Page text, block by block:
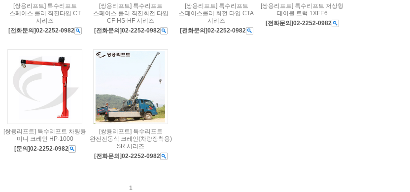
[쌍용리프트] 특수리프트
스페이스 롤러 직진타입 CT
시리즈
[전화문의]02-2252-0982
[쌍용리프트] 특수리프트
스페이스 롤러 직진회전 타입
CF-HS-HF 시리즈
[전화문의]02-2252-0982
[쌍용리프트] 특수리프트
스페이스롤러 회전 타입 CTA
시리즈
[전화문의]02-2252-0982
[쌍용리프트] 특수리프트 저상형
테이블 트럭 1XFE6
[전화문의]02-2252-0982
[쌍용리프트] 특수리프트 차량용
미니 크레인 HP-1000
[문의]02-2252-0982
[쌍용리프트] 특수리프트
완전전동식 크레인(차량장착용)
SR 시리즈
[전화문의]02-2252-0982
1